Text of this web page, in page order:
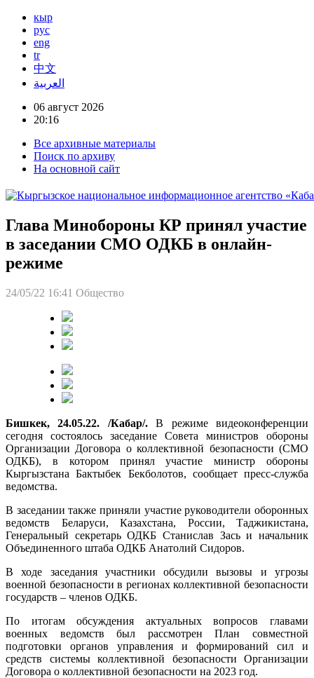
кыр
рус
eng
tr
中文
العربية
06 август 2026
20:16
Все архивные материалы
Поиск по архиву
На основной сайт
Глава Минобороны КР принял участие
в заседании СМО ОДКБ в онлайн-
режиме
24/05/22 16:41 Общество
Бишкек, 24.05.22. /Кабар/.В режиме видеоконференции
сегодня состоялось заседание Совета министров обороны
Организации Договора о коллективной безопасности (СМО
ОДКБ), в котором принял участие министр обороны
Кыргызстана Бактыбек Бекболотов, сообщает пресс-служба
ведомства.
В заседании также приняли участие руководители оборонных
ведомств Беларуси, Казахстана, России, Таджикистана,
Генеральный секретарь ОДКБ Станислав Зась и начальник
Объединенного штаба ОДКБ Анатолий Сидоров.
В ходе заседания участники обсудили вызовы и угрозы
военной безопасности в регионах коллективной безопасности
государств – членов ОДКБ.
По итогам обсуждения актуальных вопросов главами
военных ведомств был рассмотрен План совместной
подготовки органов управления и формирований сил и
средств системы коллективной безопасности Организации
Договора о коллективной безопасности на 2023 год.